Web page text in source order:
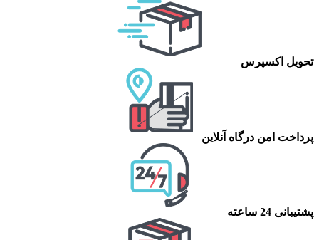
تحویل اکسپرس
پرداخت امن درگاه آنلاین
پشتیبانی 24 ساعته